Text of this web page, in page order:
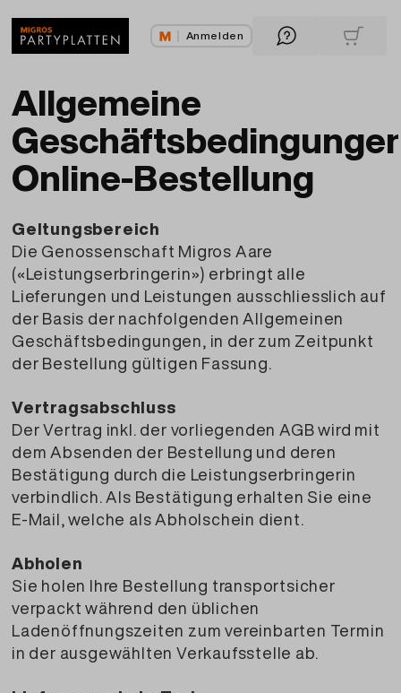
Anmelden
Allgemeine
Online-Bestellung
Geltungsbereich
Die Genossenschaft Migros Aare
(«Leistungserbringerin») erbringt alle
Lieferungen und Leistungen ausschliesslich auf
der Basis der nachfolgenden Allgemeinen
Geschäftsbedingungen, in der zum Zeitpunkt
der Bestellung gültigen Fassung.
Vertragsabschluss
Der Vertrag inkl. der vorliegenden AGB wird mit
dem Absenden der Bestellung und deren
Bestätigung durch die Leistungserbringerin
verbindlich. Als Bestätigung erhalten Sie eine
E-Mail, welche als Abholschein dient.
Abholen
Sie holen Ihre Bestellung transportsicher
verpackt während den üblichen
Ladenöffnungszeiten zum vereinbarten Termin
in der ausgewählten Verkaufsstelle ab.